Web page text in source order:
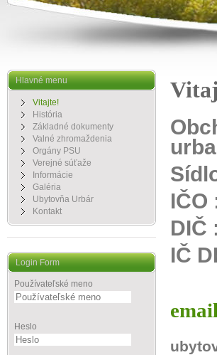
Hlavné menu
Vitajte!
História
Základné dokumenty
Valné zhromaždenia
Orgány PSU
Verejné súťaže
Informácie
Galéria
Ubytovňa Urbár
Kontakt
Login Form
Používateľské meno
Heslo
IČO
DIČ
IČ